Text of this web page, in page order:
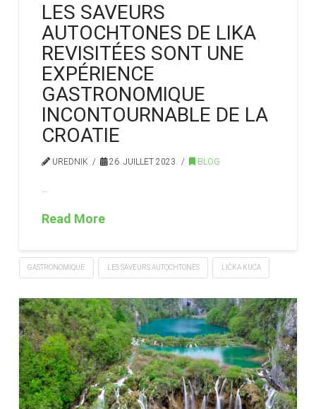
LES SAVEURS
AUTOCHTONES DE LIKA
REVISITÉES SONT UNE
EXPÉRIENCE
GASTRONOMIQUE
INCONTOURNABLE DE LA
CROATIE
UREDNIK 26. JUILLET 2023. BLOG
Read More
GASTRONOMIQUE LES SAVEURS AUTOCHTONES LIČKA KUĆA